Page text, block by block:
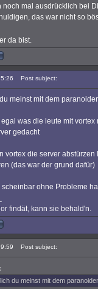
noch mal ausdrücklich bei
das war nicht so
da bist.
Post subject:
meinst mit dem
was die leute mit
gedacht
vortex die server
(das war der grund dafür)
ohne Probleme
findät, kann sie behald'n.
Post subject:
du meinst mit dem